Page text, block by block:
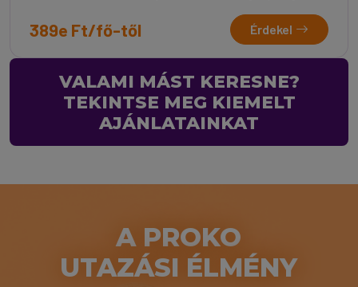
389e Ft/fő-től Érdekel
VALAMI MÁST KERESNE?
TEKINTSE MEG KIEMELT
AJÁNLATAINKAT
A PROKO
UTAZÁSI ÉLMÉNY